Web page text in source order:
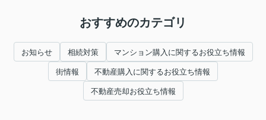
おすすめのカテゴリ
お知らせ 相続対策 マンション購入に関するお役立ち情報
街情報 不動産購入に関するお役立ち情報
不動産売却お役立ち情報